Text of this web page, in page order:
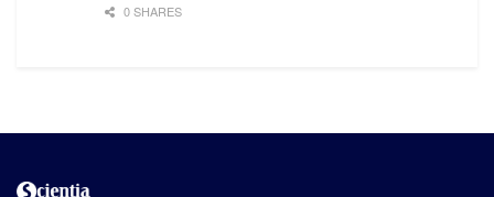
0 SHARES